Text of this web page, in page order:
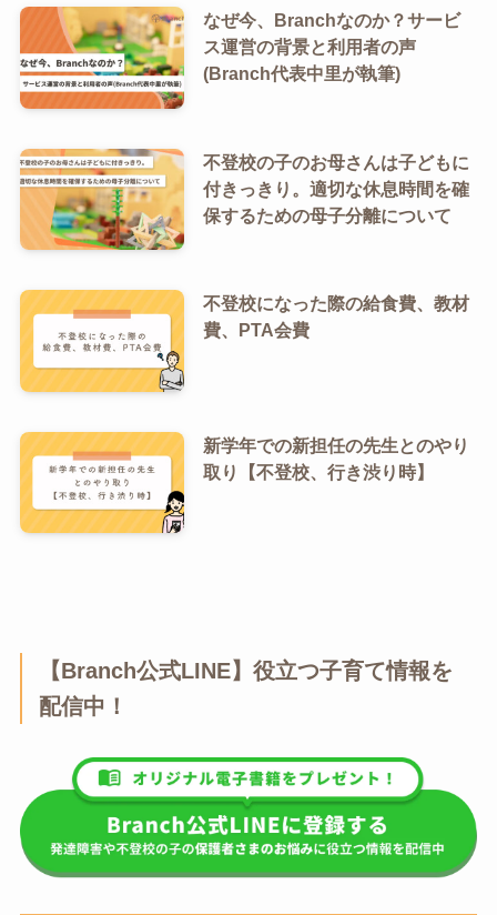
なぜ今、Branchなのか？サービ
ス運営の背景と利用者の声
(Branch代表中里が執筆)
不登校の子のお母さんは子どもに
付きっきり。適切な休息時間を確
保するための母子分離について
不登校になった際の給食費、教材
費、PTA会費
新学年での新担任の先生とのやり
取り【不登校、行き渋り時】
【Branch公式LINE】役立つ子育て情報を
配信中！